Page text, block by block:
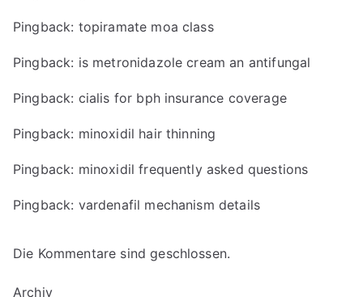
Pingback: topiramate moa class
Pingback: is metronidazole cream an antifungal
Pingback: cialis for bph insurance coverage
Pingback: minoxidil hair thinning
Pingback: minoxidil frequently asked questions
Pingback: vardenafil mechanism details
Die Kommentare sind geschlossen.
Archiv